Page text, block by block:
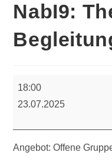
NabI9:
18:00
23.07.2025
Angebot: Offene